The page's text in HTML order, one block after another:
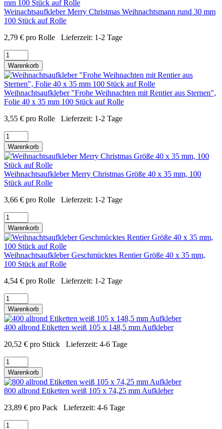
Weinachtsaufkleber Merry Christmas Weihnachtsmann rund 30 mm
100 Stück auf Rolle
2,79 € pro Rolle Lieferzeit: 1-2 Tage
Warenkorb
Weihnachtsaufkleber "Frohe Weihnachten mit Rentier aus Sternen",
Folie 40 x 35 mm 100 Stück auf Rolle
3,55 € pro Rolle Lieferzeit: 1-2 Tage
Warenkorb
Weihnachtsaufkleber Merry Christmas Größe 40 x 35 mm, 100
Stück auf Rolle
3,66 € pro Rolle Lieferzeit: 1-2 Tage
Warenkorb
Weihnachtsaufkleber Geschmücktes Rentier Größe 40 x 35 mm,
100 Stück auf Rolle
4,54 € pro Rolle Lieferzeit: 1-2 Tage
Warenkorb
400 allrond Etiketten weiß 105 x 148,5 mm Aufkleber
20,52 € pro Stück Lieferzeit: 4-6 Tage
Warenkorb
800 allrond Etiketten weiß 105 x 74,25 mm Aufkleber
23,89 € pro Pack Lieferzeit: 4-6 Tage